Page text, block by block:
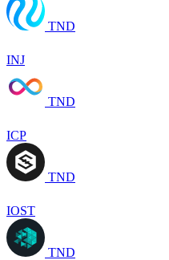
TND
INJ
TND
ICP
TND
IOST
TND